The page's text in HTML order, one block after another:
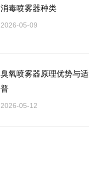
消毒喷雾器种类
2026-05-09
臭氧喷雾器原理优势与
普
2026-05-12